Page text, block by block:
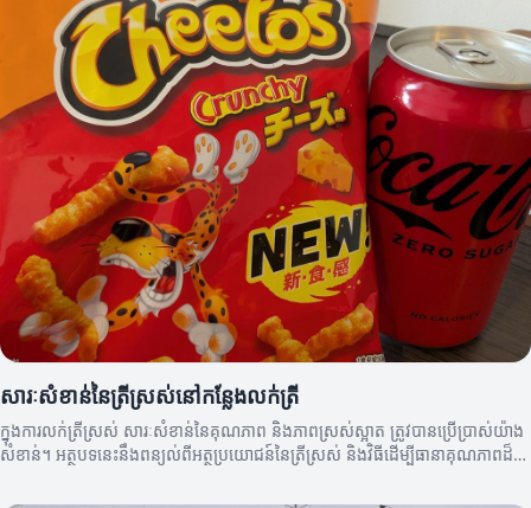
សារៈសំខាន់នៃត្រីស្រស់នៅកន្លែងលក់ត្រី
ក្នុងការលក់ត្រីស្រស់ សារៈសំខាន់នៃគុណភាព និងភាពស្រស់ស្អាត ត្រូវបានប្រើប្រាស់យ៉ាង
សំខាន់។ អត្ថបទនេះនឹងពន្យល់ពីអត្ថប្រយោជន៍នៃត្រីស្រស់ និងវិធីដើម្បីធានាគុណភាពដ៏